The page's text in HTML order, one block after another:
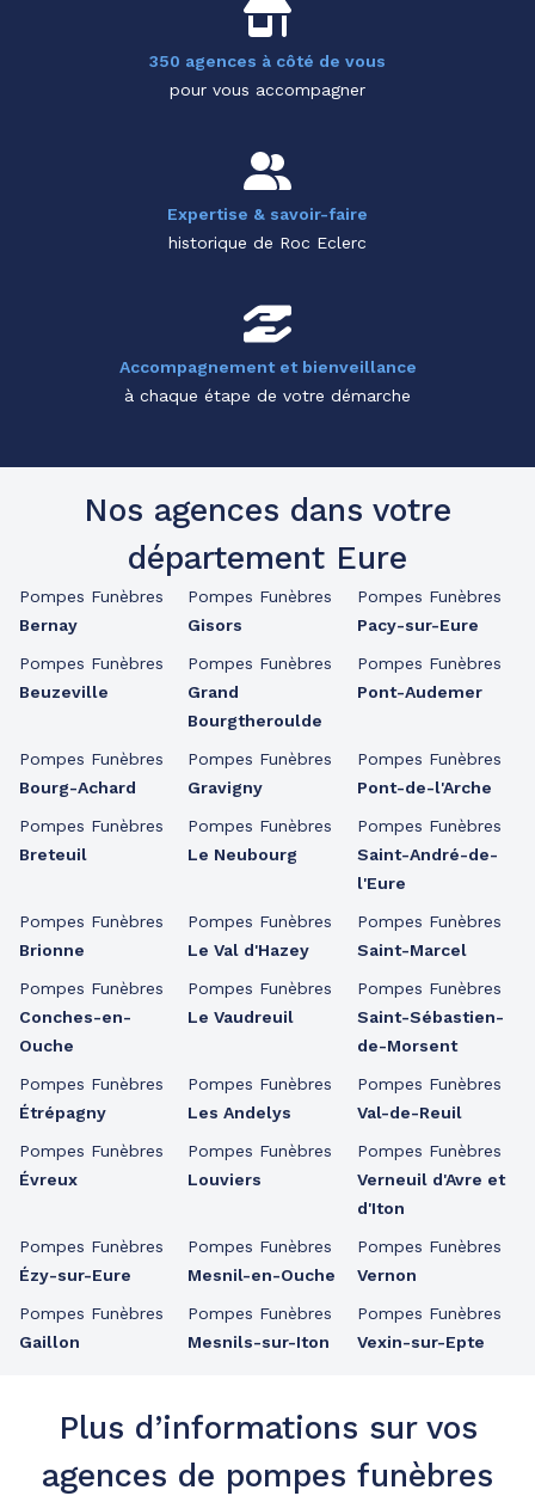
350 agences à côté de vous
pour vous accompagner
Expertise & savoir-faire
historique de Roc Eclerc
Accompagnement et bienveillance
à chaque étape de votre démarche
Nos agences dans votre
département Eure
Pompes Funèbres
Bernay
Pompes Funèbres
Beuzeville
Pompes Funèbres
Bourg-Achard
Pompes Funèbres
Breteuil
Pompes Funèbres
Brionne
Pompes Funèbres
Conches-en-
Ouche
Pompes Funèbres
Étrépagny
Pompes Funèbres
Évreux
Pompes Funèbres
Ézy-sur-Eure
Pompes Funèbres
Gaillon
Pompes Funèbres
Gisors
Pompes Funèbres
Grand
Bourgtheroulde
Pompes Funèbres
Gravigny
Pompes Funèbres
Le Neubourg
Pompes Funèbres
Le Val d'Hazey
Pompes Funèbres
Le Vaudreuil
Pompes Funèbres
Les Andelys
Pompes Funèbres
Louviers
Pompes Funèbres
Mesnil-en-Ouche
Pompes Funèbres
Mesnils-sur-Iton
Pompes Funèbres
Pacy-sur-Eure
Pompes Funèbres
Pont-Audemer
Pompes Funèbres
Pont-de-l'Arche
Pompes Funèbres
Saint-André-de-
l'Eure
Pompes Funèbres
Saint-Marcel
Pompes Funèbres
Saint-Sébastien-
de-Morsent
Pompes Funèbres
Val-de-Reuil
Pompes Funèbres
Verneuil d'Avre et
d'Iton
Pompes Funèbres
Vernon
Pompes Funèbres
Vexin-sur-Epte
Plus d’informations sur vos
agences de pompes funèbres